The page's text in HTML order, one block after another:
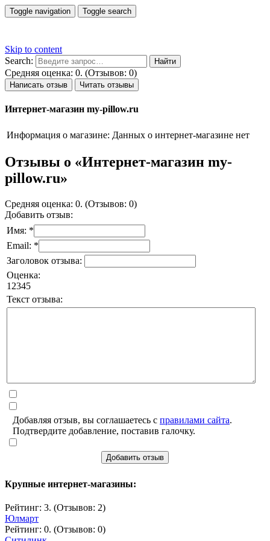
Toggle navigation Toggle search
Skip to content
Search:
Средняя оценка: 0. (Отзывов: 0)
Написать отзыв Читать отзывы
Интернет-магазин my-pillow.ru
Информация о магазине: Данных о интернет-магазине нет
Отзывы о «Интернет-магазин my-
pillow.ru»
Средняя оценка: 0. (Отзывов: 0)
Добавить отзыв:
Имя: *
Email: *
Заголовок отзыва:
Оценка:
1 2345
Текст отзыва:
Добавляя отзыв, вы соглашаетесь с правилами сайта.
Подтвердите добавление, поставив галочку.
Добавить отзыв
Крупные интернет-магазины:
Рейтинг: 3. (Отзывов: 2)
Юлмарт
Рейтинг: 0. (Отзывов: 0)